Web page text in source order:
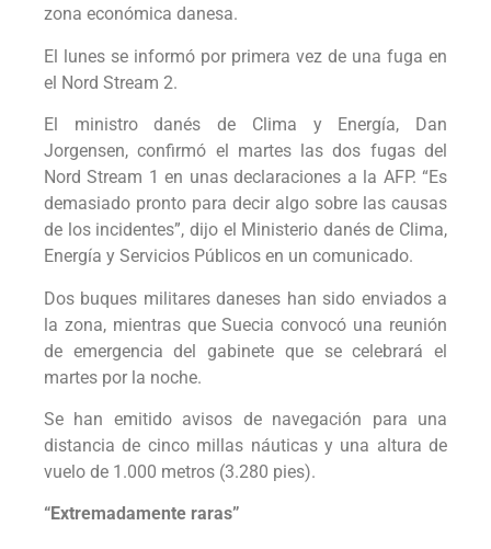
zona económica danesa.
El lunes se informó por primera vez de una fuga en
el Nord Stream 2.
El ministro danés de Clima y Energía, Dan
Jorgensen, confirmó el martes las dos fugas del
Nord Stream 1 en unas declaraciones a la AFP. “Es
demasiado pronto para decir algo sobre las causas
de los incidentes”, dijo el Ministerio danés de Clima,
Energía y Servicios Públicos en un comunicado.
Dos buques militares daneses han sido enviados a
la zona, mientras que Suecia convocó una reunión
de emergencia del gabinete que se celebrará el
martes por la noche.
Se han emitido avisos de navegación para una
distancia de cinco millas náuticas y una altura de
vuelo de 1.000 metros (3.280 pies).
“Extremadamente raras”